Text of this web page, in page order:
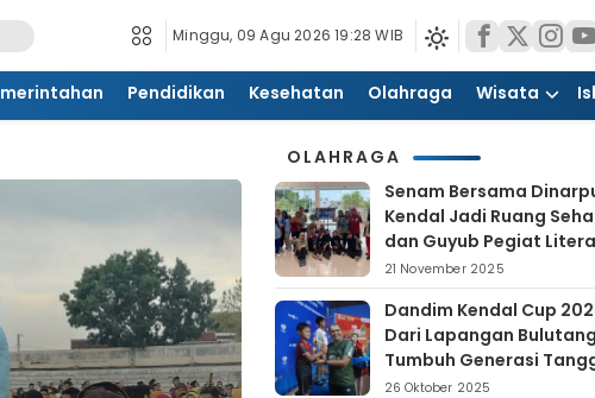
Minggu, 09 Agu 2026 19:28 WIB
Pendidikan Kesehatan Olahraga Wisata
OLAHRAGA
Senam Bersama
Kendal Jadi Ruang
dan Guyub Pegiat
21 November 2025
Dandim Kendal Cup
Dari Lapangan
Tumbuh Generasi
dan Nasionalis
26 Oktober 2025